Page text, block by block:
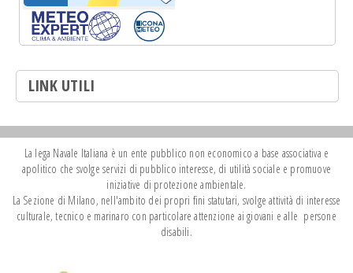
LINK UTILI
La lega Navale Italiana è un ente pubblico non economico a base associativa e
apolitico che svolge servizi di pubblico interesse, di utilità sociale e promuove
iniziative di protezione ambientale.
La Sezione di Milano, nell'ambito dei propri fini statutari, svolge attività di interesse
culturale, tecnico e marinaro con particolare attenzione ai giovani e alle persone
disabili.